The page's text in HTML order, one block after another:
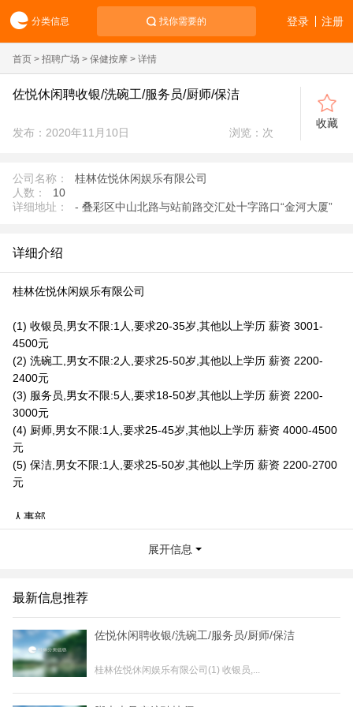
分类信息 找你需要的 注册
登录
首页 > 招聘广场 > 保健按摩 > 详情
佐悦休闲聘收银/洗碗工/服务员/厨师/保洁
发布：2020年11月10日 浏览： 次
收藏
公司名称：
桂林佐悦休闲娱乐有限公司
人数：
10
详细地址：
- 叠彩区中山北路与站前路交汇处十字路口“金河大厦”
详细介绍
桂林佐悦休闲娱乐有限公司
(1) 收银员,男女不限:1人,要求20-35岁,其他以上学历 薪资 3001-
4500元
(2) 洗碗工,男女不限:2人,要求25-50岁,其他以上学历 薪资 2200-
2400元
(3) 服务员,男女不限:5人,要求18-50岁,其他以上学历 薪资 2200-
3000元
(4) 厨师,男女不限:1人,要求25-45岁,其他以上学历 薪资 4000-4500
元
(5) 保洁,男女不限:1人,要求25-50岁,其他以上学历 薪资 2200-2700
元
人事部
叠彩区中山北路与站前路交汇处十字路口“金河大厦”
展开信息
最新信息推荐
佐悦休闲聘收银/洗碗工/服务员/厨师/保洁
桂林佐悦休闲娱乐有限公司(1) 收银员,...